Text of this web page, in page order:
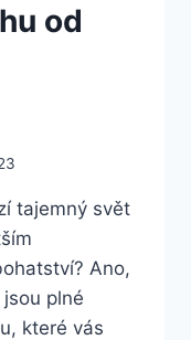
od
tajemný svět
Ano,
plné
které vás